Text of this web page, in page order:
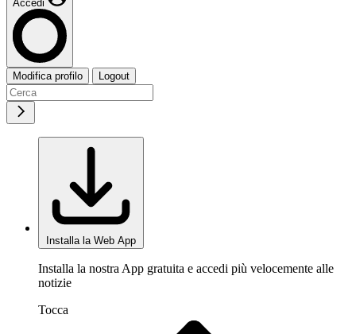
Accedi
Modifica profilo Logout
Installa la Web App
Installa la nostra App gratuita e accedi più velocemente alle
notizie
Tocca